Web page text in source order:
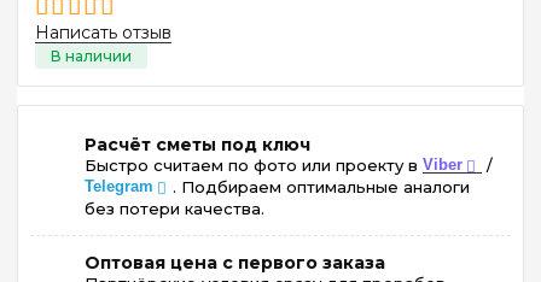
Написать отзыв
Расчёт сметы под ключ
Быстро считаем по фото или проекту в Viber /
Telegram
. Подбираем оптимальные аналоги
без потери качества.
Оптовая цена с первого заказа